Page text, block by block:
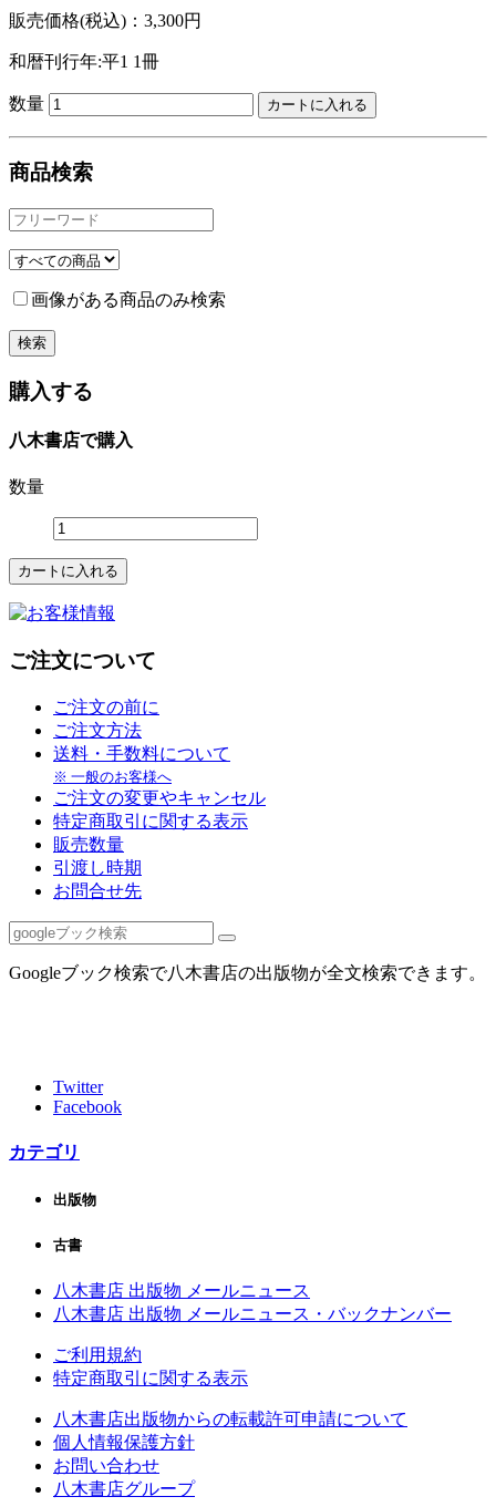
販売価格(税込)：3,300円
和暦刊行年:平1 1冊
数量
商品検索
画像がある商品のみ検索
購入する
八木書店で購入
数量
ご注文について
ご注文の前に
ご注文方法
送料・手数料について
※ 一般のお客様へ
ご注文の変更やキャンセル
特定商取引に関する表示
販売数量
引渡し時期
お問合せ先
Googleブック検索で八木書店の出版物が全文検索できます。
Twitter
Facebook
カテゴリ
出版物
古書
八木書店 出版物 メールニュース
八木書店 出版物 メールニュース・バックナンバー
ご利用規約
特定商取引に関する表示
八木書店出版物からの転載許可申請について
個人情報保護方針
お問い合わせ
八木書店グループ